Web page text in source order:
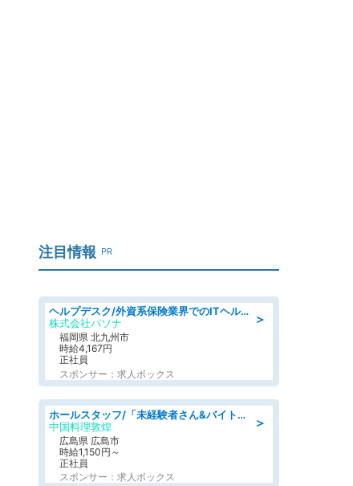
注目情報 PR
＞
ヘルプデスク/外資系保険業界でのITヘルプデスク業務/駅近/即日勤務可/ヘルプデスク
株式会社パソナ
福岡県 北九州市
時給4,167円
正社員
スポンサー：求人ボックス
＞
ホールスタッフ/「未経験者さん&バイトデビューも大歓迎」残業ほぼなし×1日3時間〜勤務OK!フォロー体制も充実/広島県/広島市南区
中国料理敦煌
広島県 広島市
時給1,150円～
正社員
スポンサー：求人ボックス